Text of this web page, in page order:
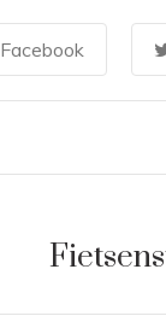
Facebook